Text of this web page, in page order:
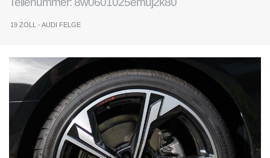
19 ZOLL - AUDI FELGE